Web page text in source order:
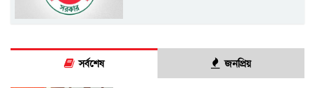
সর্বশেষ জনপ্রিয়